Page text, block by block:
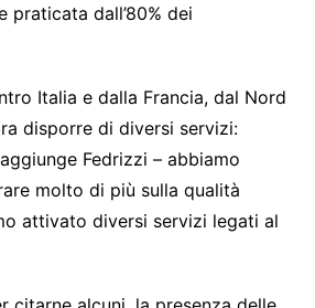
praticata dall’80% dei
Italia e dalla Francia, dal Nord
disporre di diversi servizi:
Fedrizzi – abbiamo
molto di più sulla qualità
attivato diversi servizi legati al